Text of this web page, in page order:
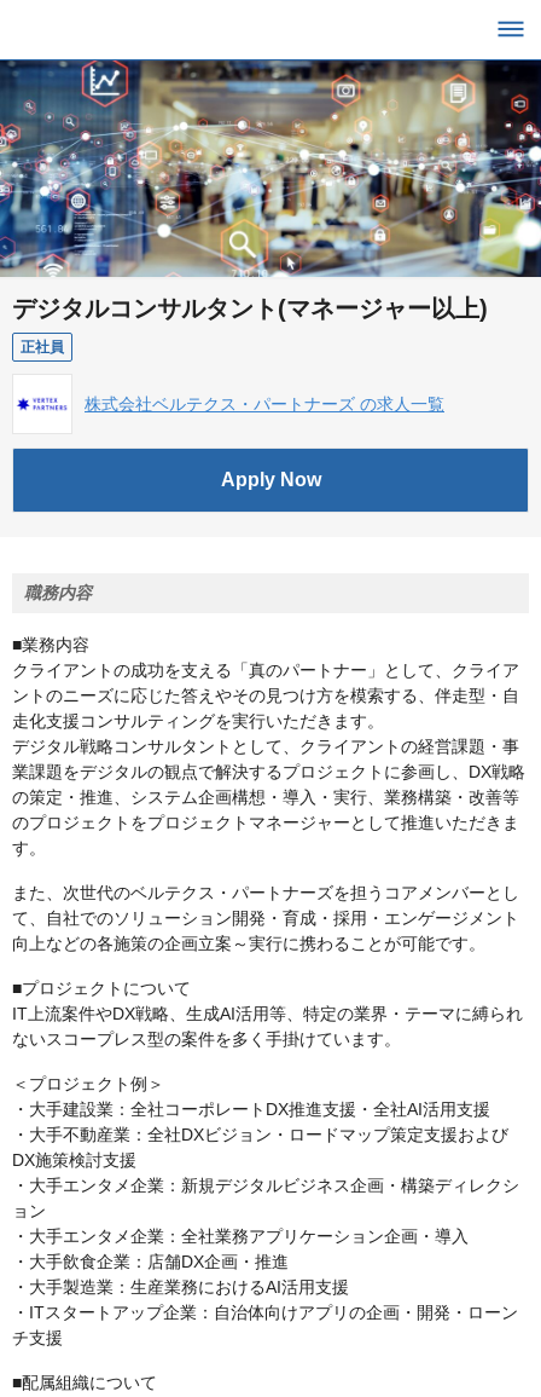
デジタルコンサルタント(マネージャー以上)
正社員
株式会社ベルテクス・パートナーズ の求人一覧
Apply Now
職務内容
■業務内容
クライアントの成功を支える「真のパートナー」として、クライア
ントのニーズに応じた答えやその見つけ方を模索する、伴走型・自
走化支援コンサルティングを実行いただきます。
デジタル戦略コンサルタントとして、クライアントの経営課題・事
業課題をデジタルの観点で解決するプロジェクトに参画し、DX戦略
の策定・推進、システム企画構想・導入・実行、業務構築・改善等
のプロジェクトをプロジェクトマネージャーとして推進いただきま
す。
また、次世代のベルテクス・パートナーズを担うコアメンバーとし
て、自社でのソリューション開発・育成・採用・エンゲージメント
向上などの各施策の企画立案～実行に携わることが可能です。
■プロジェクトについて
IT上流案件やDX戦略、生成AI活用等、特定の業界・テーマに縛られ
ないスコープレス型の案件を多く手掛けています。
＜プロジェクト例＞
・大手建設業：全社コーポレートDX推進支援・全社AI活用支援
・大手不動産業：全社DXビジョン・ロードマップ策定支援および
DX施策検討支援
・大手エンタメ企業：新規デジタルビジネス企画・構築ディレクシ
ョン
・大手エンタメ企業：全社業務アプリケーション企画・導入
・大手飲食企業：店舗DX企画・推進
・大手製造業：生産業務におけるAI活用支援
・ITスタートアップ企業：自治体向けアプリの企画・開発・ローン
チ支援
■配属組織について